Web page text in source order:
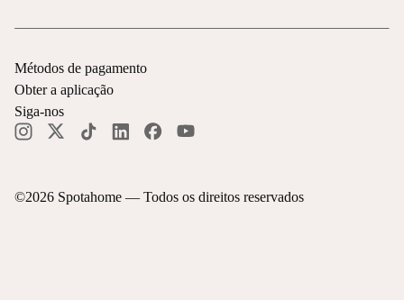
©2026 Spotahome — Todos os direitos reservados
Métodos de pagamento
Obter a aplicação
Siga-nos